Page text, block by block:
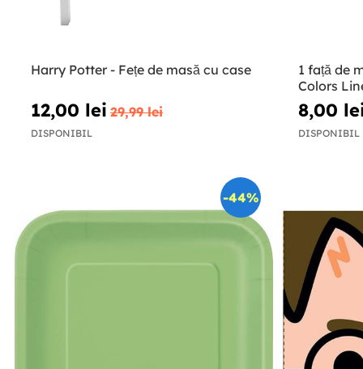
Harry Potter - Fețe de masă cu case
12,00 lei 29,99 lei
DISPONIBIL
1 față de
Colors
8,00
DISPONIBIL
-44%